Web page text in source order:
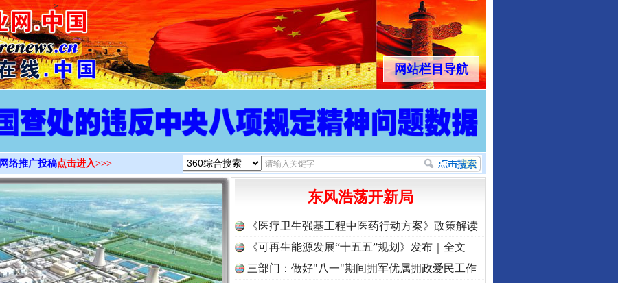
>
网站栏目导航
网络推广投稿点击进入>>>
东风浩荡开新局
《医疗卫生强基工程中医药行动方案》政策解读
《可再生能源发展“十五五”规划》发布｜全文
三部门：做好"八一"期间拥军优属拥政爱民工作